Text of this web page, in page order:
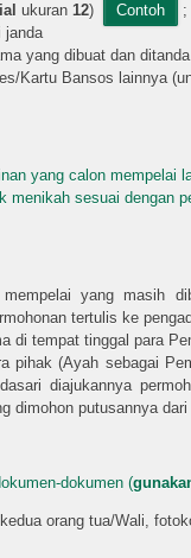
ukuran 12) Contoh
;
janda
yang dibuat dan
Kartu Bansos lainnya
yang calon mempelai
menikah sesuai dengan
yang masih
tertulis ke
di tempat tinggal para
pihak (Ayah sebagai
diajukannya
dimohon putusannya
dokumen (
orang tua/Wali,